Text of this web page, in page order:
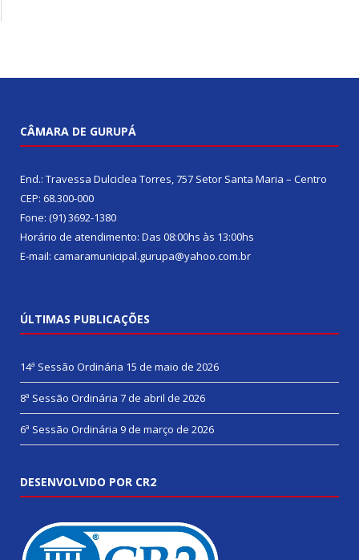
CÂMARA DE GURUPÁ
End.: Travessa Dulciclea Torres, 757 Setor Santa Maria – Centro
CEP: 68.300-000
Fone: (91) 3692-1380
Horário de atendimento: Das 08:00hs às 13:00hs
E-mail: camaramunicipal.gurupa@yahoo.com.br
ÚLTIMAS PUBLICAÇÕES
14ª Sessão Ordinária 15 de maio de 2026
8ª Sessão Ordinária 7 de abril de 2026
6ª Sessão Ordinária 9 de março de 2026
DESENVOLVIDO POR CR2